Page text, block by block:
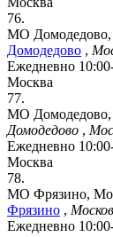
76.
МО Домодедово,
Домодедово ,
Ежедневно
Москва
77.
МО
Домодедово ,
Ежедневно
Москва
78.
МО Фрязино,
Фрязино ,
Ежедневно